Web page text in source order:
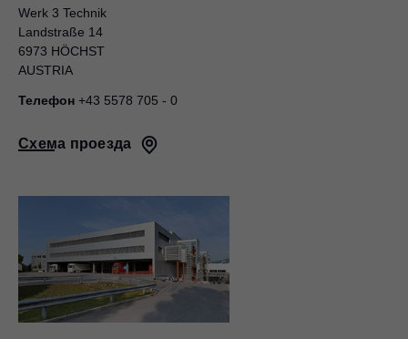
Werk 3 Technik
Landstraße 14
6973 HÖCHST
AUSTRIA
Телефон +43 5578 705 - 0
Схема проезда